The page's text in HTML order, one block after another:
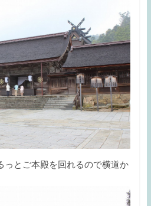
っとご本殿を回れるので横道か